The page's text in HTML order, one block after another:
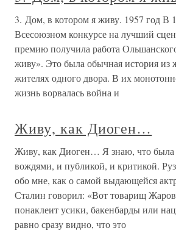
3. Дом, в котором я живу. 1957 год В
Всесоюзном конкурсе на лучший
премию получила работа
живу». Это была обычная история из
жителях одного двора. В их
жизнь ворвалась война и
Живу, как Диоген…
Живу, как Диоген… Я знаю, что
вождями, и публикой, и критикой.
обо мне, как о самой выдающейся
Сталин говорил: «Вот товарищ
понаклеит усики, бакенбарды или
равно сразу видно, что это